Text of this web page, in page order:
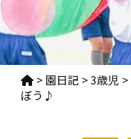
> 園日記 >3歳児 >
ぼう♪